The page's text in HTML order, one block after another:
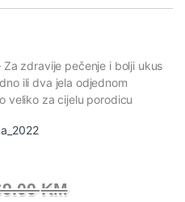
Za zdravije pečenje i bolji ukus
ili dva jela odjednom
veliko za cijelu porodicu
KM